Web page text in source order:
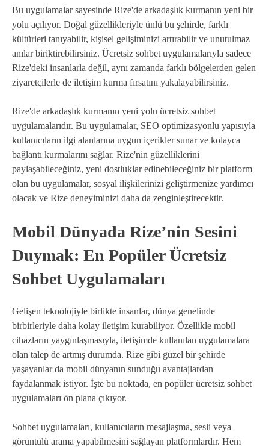
Bu uygulamalar sayesinde Rize'de arkadaşlık kurmanın yeni bir
yolu açılıyor. Doğal güzellikleriyle ünlü bu şehirde, farklı
kültürleri tanıyabilir, kişisel gelişiminizi artırabilir ve unutulmaz
anılar biriktirebilirsiniz. Ücretsiz sohbet uygulamalarıyla sadece
Rize'deki insanlarla değil, aynı zamanda farklı bölgelerden gelen
ziyaretçilerle de iletişim kurma fırsatını yakalayabilirsiniz.
Rize'de arkadaşlık kurmanın yeni yolu ücretsiz sohbet
uygulamalarıdır. Bu uygulamalar, SEO optimizasyonlu yapısıyla
kullanıcıların ilgi alanlarına uygun içerikler sunar ve kolayca
bağlantı kurmalarını sağlar. Rize'nin güzelliklerini
paylaşabileceğiniz, yeni dostluklar edinebileceğiniz bir platform
olan bu uygulamalar, sosyal ilişkilerinizi geliştirmenize yardımcı
olacak ve Rize deneyiminizi daha da zenginleştirecektir.
Mobil Dünyada Rize’nin Sesini
Duymak: En Popüler Ücretsiz
Sohbet Uygulamaları
Gelişen teknolojiyle birlikte insanlar, dünya genelinde
birbirleriyle daha kolay iletişim kurabiliyor. Özellikle mobil
cihazların yaygınlaşmasıyla, iletişimde kullanılan uygulamalara
olan talep de artmış durumda. Rize gibi güzel bir şehirde
yaşayanlar da mobil dünyanın sunduğu avantajlardan
faydalanmak istiyor. İşte bu noktada, en popüler ücretsiz sohbet
uygulamaları ön plana çıkıyor.
Sohbet uygulamaları, kullanıcıların mesajlaşma, sesli veya
görüntülü arama yapabilmesini sağlayan platformlardır. Hem